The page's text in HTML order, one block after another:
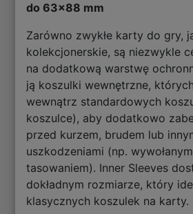
do 63x88 mm
Zarówno zwykłe karty do gry,
kolekcjonerskie, są niezwykle
na dodatkową warstwę
ją koszulki wewnętrzne,
wewnątrz standardowych
koszulce), aby dodatkowo
przed kurzem, brudem lub
uszkodzeniami (np.
tasowaniem). Inner Sleeves
dokładnym rozmiarze, który
klasycznych koszulek na karty.